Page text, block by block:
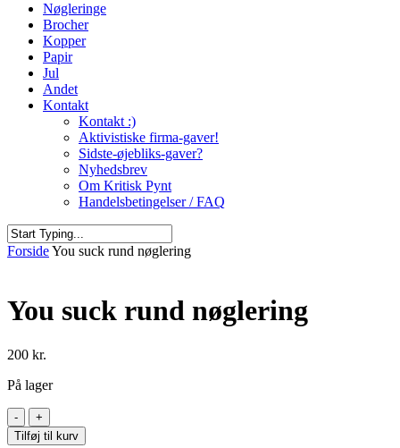
Nøgleringe
Brocher
Kopper
Papir
Jul
Andet
Kontakt
Kontakt :)
Aktivistiske firma-gaver!
Sidste-øjebliks-gaver?
Nyhedsbrev
Om Kritisk Pynt
Handelsbetingelser / FAQ
Close
ForsideYou suck rund nøglering
You suck rund nøglering
200 kr.
På lager
You
suck
Tilføj til kurv